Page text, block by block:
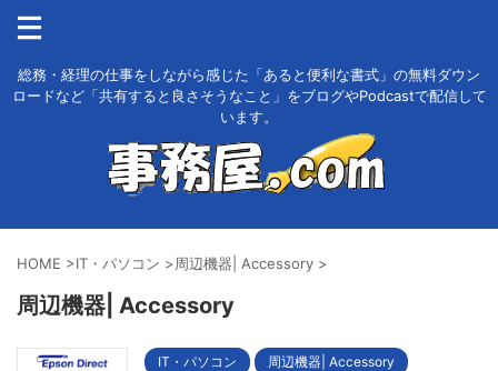
総務・経理の仕事をしながら感じた「あると便利な書式」の無料ダウン
ロードなど「共有すると良さそうなこと」をブログやPodcastで配信して
います。
HOME >IT・パソコン >周辺機器| Accessory >
周辺機器| Accessory
IT・パソコン 周辺機器| Accessory